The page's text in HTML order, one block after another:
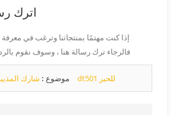
اترك
إذا كنت مهتمًا بمنتجاتنا وترغب في
فالرجاء ترك رسالة هنا ، وسوف نقوم
موضوع :
شارك المذيبات راتنج البولياميد dt501 للحبر